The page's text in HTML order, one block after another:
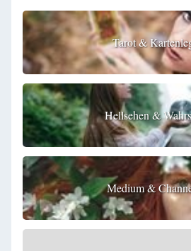
Tarot &
Hellsehen &
Medium &